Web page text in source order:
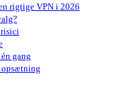
rigtige VPN i 2026
gang
opsætning